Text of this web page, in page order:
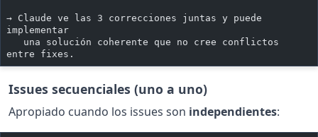
→ Claude ve las 3 correcciones juntas y puede
implementar
entre fixes.
Issues secuenciales (uno a uno)
Apropiado cuando los issues son independientes: